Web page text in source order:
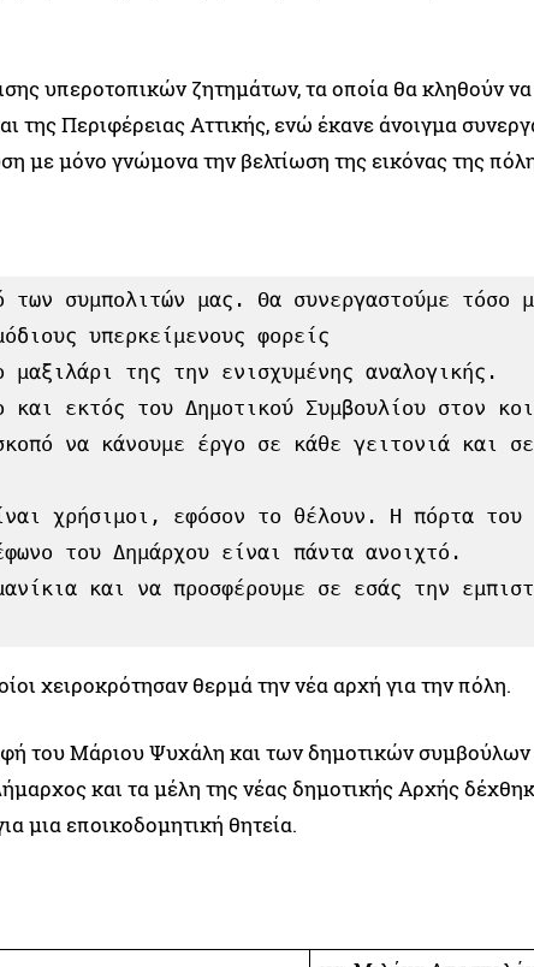
υπεροτοπικών ζητημάτων, τα οποία θα κληθούν να
Περιφέρειας Αττικής, ενώ έκανε άνοιγμα
με μόνο γνώμονα την βελτίωση της εικόνας της
των συμπολιτών μας. Θα συνεργαστούμε τόσο
υπερκείμενους φορείς
της την ενισχυμένης αναλογικής.
εκτός του Δημοτικού Συμβουλίου στον
να κάνουμε έργο σε κάθε γειτονιά και
χρήσιμοι, εφόσον το θέλουν. Η πόρτα του
του Δημάρχου είναι πάντα ανοιχτό.
και να προσφέρουμε σε εσάς την
χειροκρότησαν θερμά την νέα αρχή για την πόλη.
του Μάριου Ψυχάλη και των δημοτικών συμβούλων
και τα μέλη της νέας δημοτικής Αρχής
μια εποικοδομητική θητεία.